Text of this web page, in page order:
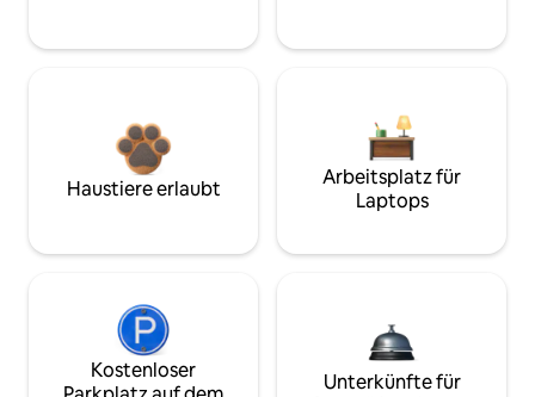
Haustiere erlaubt
Arbeitsplatz für
Laptops
Kostenloser
Unterkünfte für